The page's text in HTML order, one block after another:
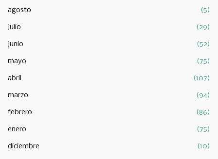
agosto (5)
julio (29)
junio (52)
mayo (75)
abril (107)
marzo (94)
febrero (86)
enero (75)
diciembre (10)